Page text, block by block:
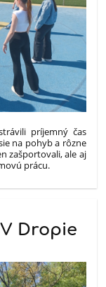
príjemný čas
na pohyb a rôzne
zašportovali, ale aj
prácu.
Dropie